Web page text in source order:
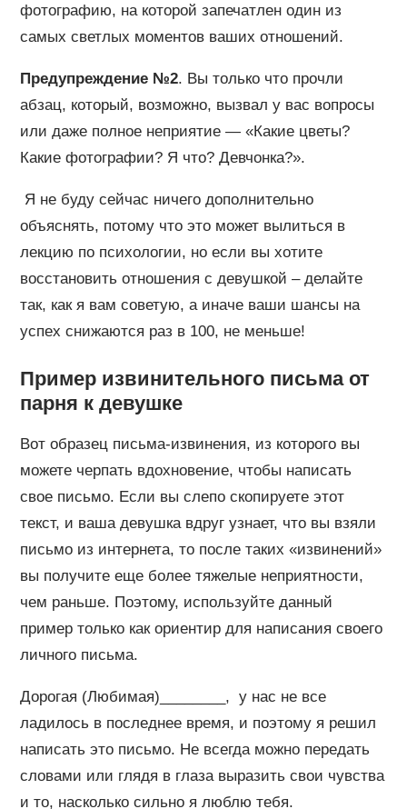
фотографию, на которой запечатлен один из
самых светлых моментов ваших отношений.
Предупреждение №2. Вы только что прочли
абзац, который, возможно, вызвал у вас вопросы
или даже полное неприятие — «Какие цветы?
Какие фотографии? Я что? Девчонка?».
Я не буду сейчас ничего дополнительно
объяснять, потому что это может вылиться в
лекцию по психологии, но если вы хотите
восстановить отношения с девушкой – делайте
так, как я вам советую, а иначе ваши шансы на
успех снижаются раз в 100, не меньше!
Пример извинительного письма от
парня к девушке
Вот образец письма-извинения, из которого вы
можете черпать вдохновение, чтобы написать
свое письмо. Если вы слепо скопируете этот
текст, и ваша девушка вдруг узнает, что вы взяли
письмо из интернета, то после таких «извинений»
вы получите еще более тяжелые неприятности,
чем раньше. Поэтому, используйте данный
пример только как ориентир для написания своего
личного письма.
Дорогая (Любимая)________, у нас не все
ладилось в последнее время, и поэтому я решил
написать это письмо. Не всегда можно передать
словами или глядя в глаза выразить свои чувства
и то, насколько сильно я люблю тебя.